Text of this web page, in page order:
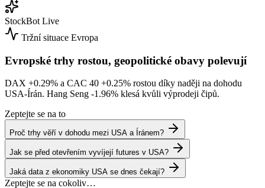
StockBot Live
Tržní situace Evropa
Evropské trhy rostou, geopolitické obavy polevují
DAX +0.29% a CAC 40 +0.25% rostou díky naději na dohodu
USA-Írán. Hang Seng -1.96% klesá kvůli výprodeji čipů.
Zeptejte se na to
Proč trhy věří v dohodu mezi USA a Íránem?
Jak se před otevřením vyvíjejí futures v USA?
Jaká data z ekonomiky USA se dnes čekají?